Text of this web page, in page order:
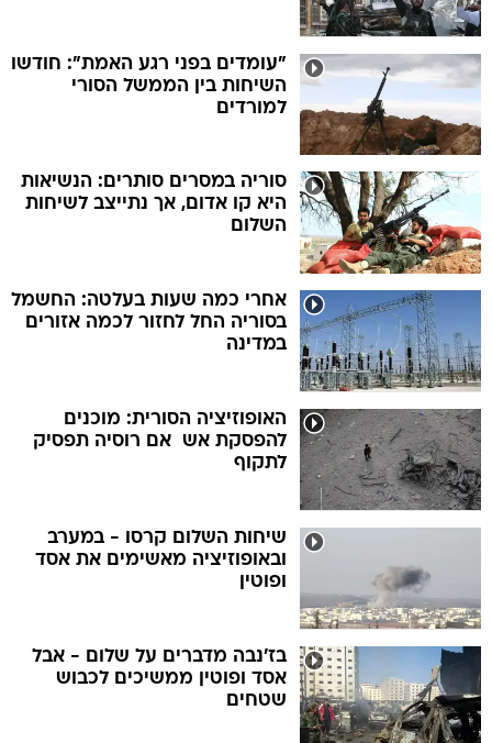
"עומדים בפני רגע האמת": חודשו
השיחות בין הממשל הסורי
למורדים
סוריה במסרים סותרים: הנשיאות
היא קו אדום, אך נתייצב לשיחות
השלום
אחרי כמה שעות בעלטה: החשמל
בסוריה החל לחזור לכמה אזורים
במדינה
האופוזיציה הסורית: מוכנים
להפסקת אש  אם רוסיה תפסיק
לתקוף
שיחות השלום קרסו - במערב
ובאופוזיציה מאשימים את אסד
ופוטין
בז'נבה מדברים על שלום - אבל
אסד ופוטין ממשיכים לכבוש
שטחים